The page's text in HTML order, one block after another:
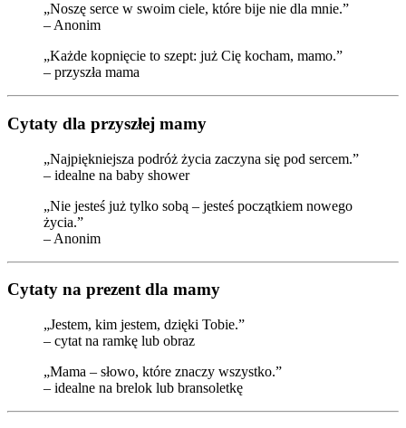
„Noszę serce w swoim ciele, które bije nie dla mnie.”
– Anonim
„Każde kopnięcie to szept: już Cię kocham, mamo.”
– przyszła mama
Cytaty dla przyszłej mamy
„Najpiękniejsza podróż życia zaczyna się pod sercem.”
– idealne na baby shower
„Nie jesteś już tylko sobą – jesteś początkiem nowego
życia.”
– Anonim
Cytaty na prezent dla mamy
„Jestem, kim jestem, dzięki Tobie.”
– cytat na ramkę lub obraz
„Mama – słowo, które znaczy wszystko.”
– idealne na brelok lub bransoletkę